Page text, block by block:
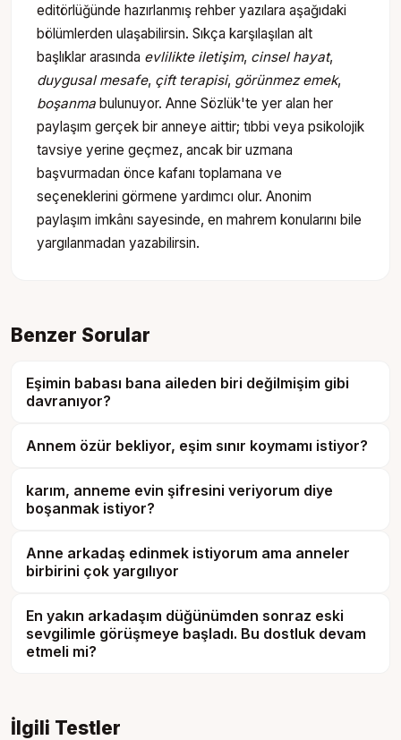
editörlüğünde hazırlanmış rehber yazılara aşağıdaki
bölümlerden ulaşabilirsin. Sıkça karşılaşılan alt
başlıklar arasında evlilikte iletişim, cinsel hayat,
duygusal mesafe, çift terapisi, görünmez emek,
boşanma bulunuyor. Anne Sözlük'te yer alan her
paylaşım gerçek bir anneye aittir; tıbbi veya psikolojik
tavsiye yerine geçmez, ancak bir uzmana
başvurmadan önce kafanı toplamana ve
seçeneklerini görmene yardımcı olur. Anonim
paylaşım imkânı sayesinde, en mahrem konularını bile
yargılanmadan yazabilirsin.
Benzer Sorular
Eşimin babası bana aileden biri değilmişim gibi
davranıyor?
Annem özür bekliyor, eşim sınır koymamı istiyor?
karım, anneme evin şifresini veriyorum diye
boşanmak istiyor?
Anne arkadaş edinmek istiyorum ama anneler
birbirini çok yargılıyor
En yakın arkadaşım düğünümden sonraz eski
sevgilimle görüşmeye başladı. Bu dostluk devam
etmeli mi?
İlgili Testler